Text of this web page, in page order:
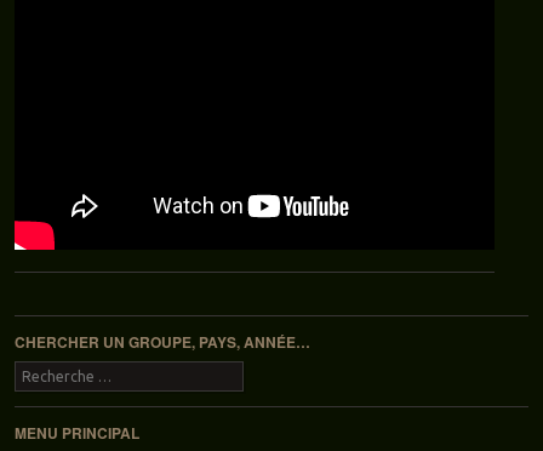
Navigation des articles
CHERCHER UN GROUPE, PAYS, ANNÉE…
Recherche
MENU PRINCIPAL